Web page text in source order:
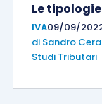
Le
IVA09/09/
di Sandro
Studi Tributari